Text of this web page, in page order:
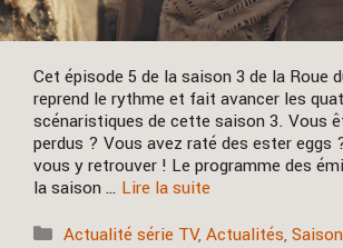
Cet épisode 5 de la saison 3 de la Roue
reprend le rythme et fait avancer les
scénaristiques de cette saison 3. Vous
perdus ? Vous avez raté des ester eggs
vous y retrouver ! Le programme des
la saison … Lire la suite
Catégories
Actualité série TV,Actualités,